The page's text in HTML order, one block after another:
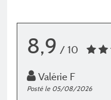
8,9 / 10
Valérie F
Posté le 05/08/2026